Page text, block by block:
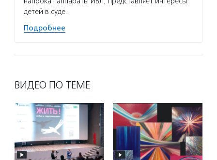
детей в суде.
Подробнее
ВИДЕО ПО ТЕМЕ